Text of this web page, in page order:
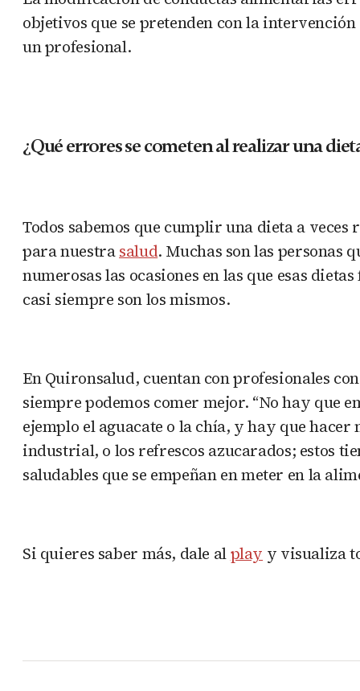
objetivos que se pretenden con la
un profesional.
¿Qué errores se cometen al realizar una
Todos sabemos que cumplir una dieta a
para nuestrasalud. Muchas son las personas
numerosas las ocasiones en las que esas
casi siempre son los mismos.
En Quironsalud, cuentan con profesionales
siempre podemos comer mejor. “No hay que
ejemplo el aguacate o la chía, y hay que
industrial, o los refrescos azucarados; estos
saludables que se empeñan en meter en la
Si quieres saber más, dale alplay y visualiza